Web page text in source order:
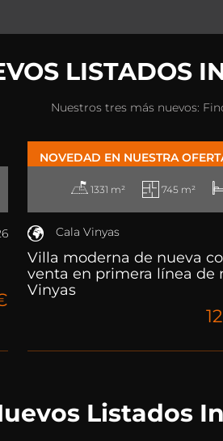
LISTADOS
Nuestros tres más nuevos:
NOVEDAD EN NUESTRA
1331 m² 745 m²
Cala Vinyas
Villa moderna de nueva
venta en primera línea de
Vinyas
Listados